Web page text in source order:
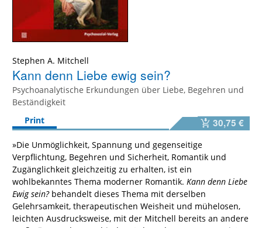
Stephen A. Mitchell
Kann denn Liebe ewig sein?
Psychoanalytische Erkundungen über Liebe, Begehren und
Beständigkeit
Print
30,75 €
»Die Unmöglichkeit, Spannung und gegenseitige
Verpflichtung, Begehren und Sicherheit, Romantik und
Zugänglichkeit gleichzeitig zu erhalten, ist ein
wohlbekanntes Thema moderner Romantik. Kann denn Liebe
Ewig sein?behandelt dieses Thema mit derselben
Gelehrsamkeit, therapeutischen Weisheit und mühelosen,
leichten Ausdrucksweise, mit der Mitchell bereits an andere